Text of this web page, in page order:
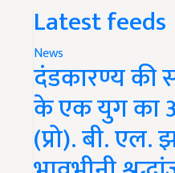
Latest feeds
News
दंडकारण्य की
के एक युग का
(प्रो). बी. एल.